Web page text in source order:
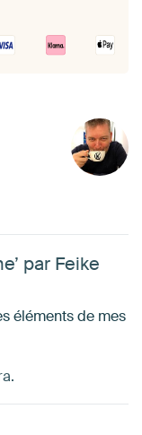
par Feike
éléments de mes